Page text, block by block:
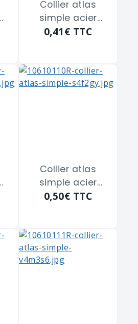
Collier atlas
simple acier
zingué blanc
m/m
0,41€ TTC
Collier atlas
simple acier
zingué blanc
m/m
0,50€ TTC